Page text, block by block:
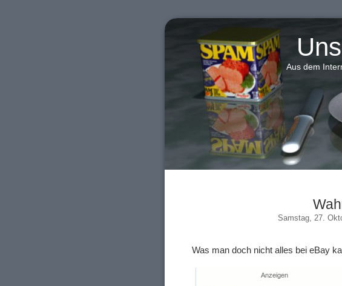
Aus dem
Samstag, 27.
Was man doch nicht alles bei eBay